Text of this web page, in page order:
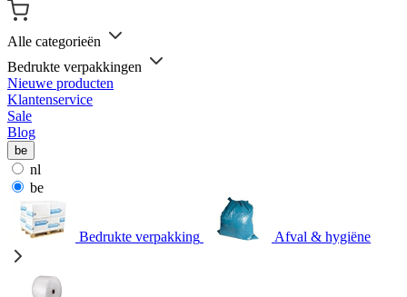
Alle categorieën
Bedrukte verpakkingen
Nieuwe producten
Klantenservice
Sale
Blog
be
nl
be
Bedrukte verpakking Afval & hygiëne